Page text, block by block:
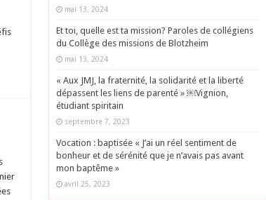
mai 13, 2024
Et toi, quelle est ta mission? Paroles de collégiens
du Collège des missions de Blotzheim
mai 13, 2024
« Aux JMJ, la fraternité, la solidarité et la liberté
dépassent les liens de parenté » ￼Vignion,
étudiant spiritain
septembre 7, 2023
Vocation : baptisée « J’ai un réel sentiment de
bonheur et de sérénité que je n’avais pas avant
mon baptême »
avril 25, 2023